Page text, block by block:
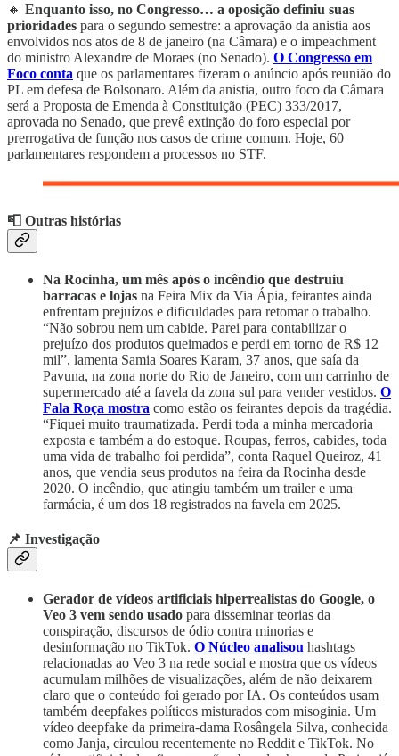
🔸 Enquanto isso, no Congresso… a oposição definiu suas
prioridades para o segundo semestre: a aprovação da anistia aos
envolvidos nos atos de 8 de janeiro (na Câmara) e o impeachment
do ministro Alexandre de Moraes (no Senado). O Congresso em
Foco conta que os parlamentares fizeram o anúncio após reunião do
PL em defesa de Bolsonaro. Além da anistia, outro foco da Câmara
será a Proposta de Emenda à Constituição (PEC) 333/2017,
aprovada no Senado, que prevê extinção do foro especial por
prerrogativa de função nos casos de crime comum. Hoje, 60
parlamentares respondem a processos no STF.
📮 Outras histórias
Na Rocinha, um mês após o incêndio que destruiu
barracas e lojas na Feira Mix da Via Ápia, feirantes ainda
enfrentam prejuízos e dificuldades para retomar o trabalho.
“Não sobrou nem um cabide. Parei para contabilizar o
prejuízo dos produtos queimados e perdi em torno de R$ 12
mil”, lamenta Samia Soares Karam, 37 anos, que saía da
Pavuna, na zona norte do Rio de Janeiro, com um carrinho de
supermercado até a favela da zona sul para vender vestidos. O
Fala Roça mostra como estão os feirantes depois da tragédia.
“Fiquei muito traumatizada. Perdi toda a minha mercadoria
exposta e também a do estoque. Roupas, ferros, cabides, toda
uma vida de trabalho foi perdida”, conta Raquel Queiroz, 41
anos, que vendia seus produtos na feira da Rocinha desde
2020. O incêndio, que atingiu também um trailer e uma
farmácia, é um dos 18 registrados na favela em 2025.
📌 Investigação
Gerador de vídeos artificiais hiperrealistas do Google, o
Veo 3 vem sendo usado para disseminar teorias da
conspiração, discursos de ódio contra minorias e
desinformação no TikTok. O Núcleo analisou hashtags
relacionadas ao Veo 3 na rede social e mostra que os vídeos
acumulam milhões de visualizações, além de não deixarem
claro que o conteúdo foi gerado por IA. Os conteúdos usam
também deepfakes políticos misturados com misoginia. Um
vídeo deepfake da primeira-dama Rosângela Silva, conhecida
como Janja, circulou recentemente no Reddit e TikTok. No